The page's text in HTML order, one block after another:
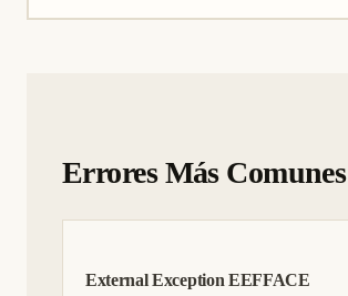
Errores Más Comunes
External Exception EEFFACE